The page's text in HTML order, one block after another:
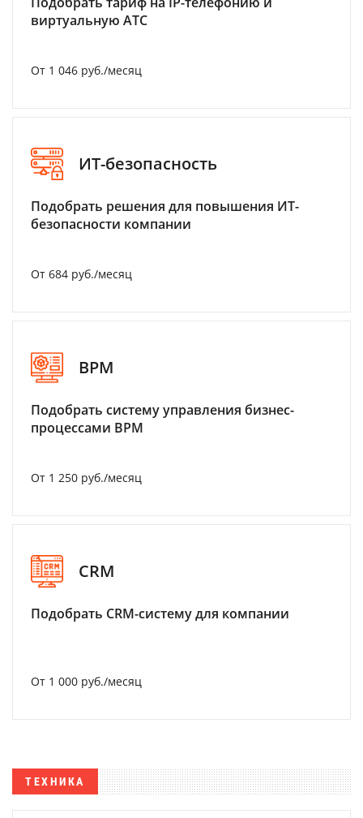
виртуальную АТС
От 1 046 руб./месяц
ИТ-безопасность
Подобрать решения для повышения ИТ-
безопасности компании
От 684 руб./месяц
BPM
Подобрать систему управления бизнес-
процессами BPM
От 1 250 руб./месяц
CRM
Подобрать CRM-систему для компании
От 1 000 руб./месяц
ТЕХНИКА